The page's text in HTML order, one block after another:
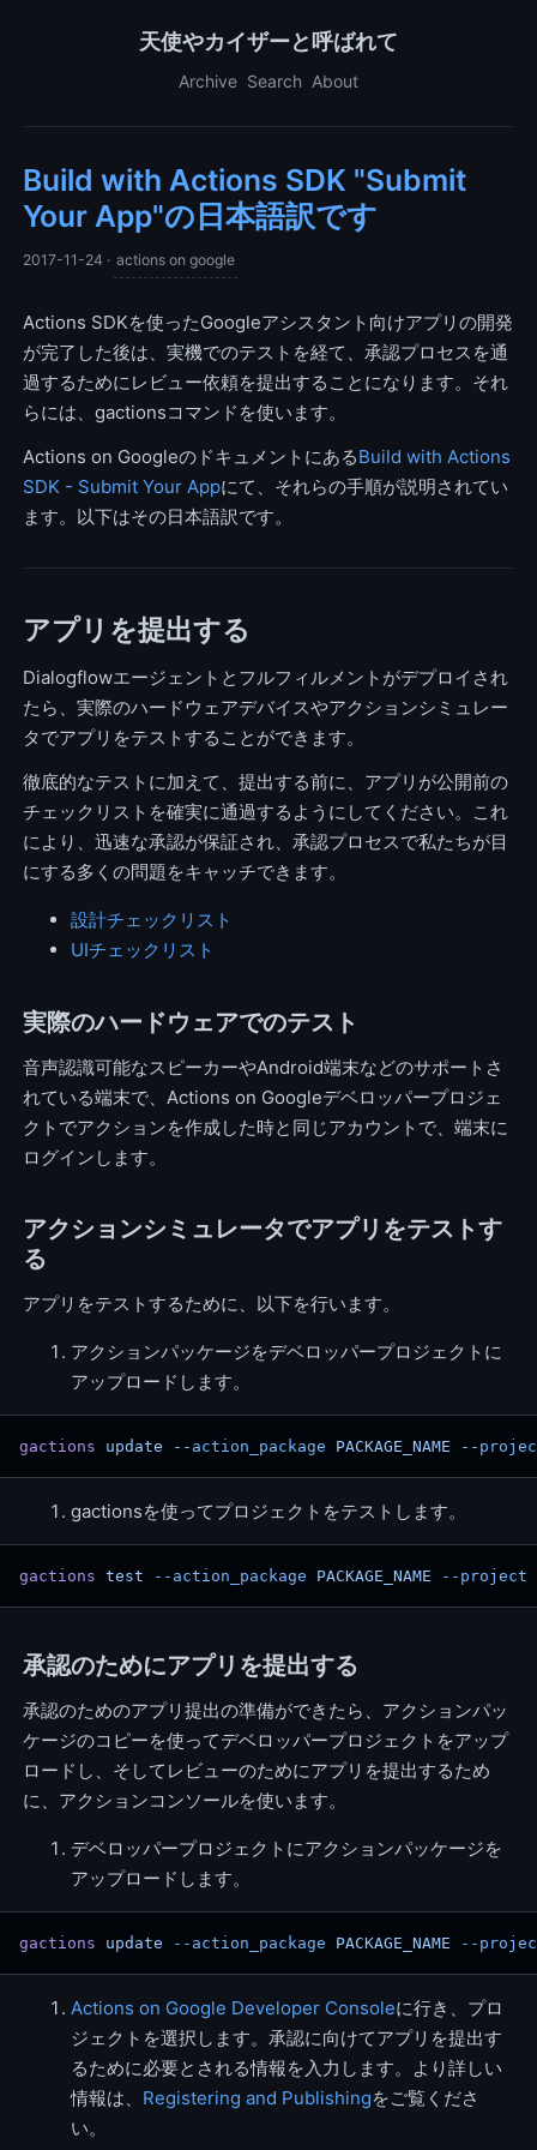
天使やカイザーと呼ばれて
Archive Search About
Build with Actions SDK "Submit
Your App"の日本語訳です
2017-11-24 · actions on google
Actions SDKを使ったGoogleアシスタント向けアプリの開発
が完了した後は、実機でのテストを経て、承認プロセスを通
過するためにレビュー依頼を提出することになります。それ
らには、gactionsコマンドを使います。
Actions on GoogleのドキュメントにあるBuild with Actions
SDK - Submit Your Appにて、それらの手順が説明されてい
ます。以下はその日本語訳です。
アプリを提出する
Dialogflowエージェントとフルフィルメントがデプロイされ
たら、実際のハードウェアデバイスやアクションシミュレー
タでアプリをテストすることができます。
徹底的なテストに加えて、提出する前に、アプリが公開前の
チェックリストを確実に通過するようにしてください。これ
により、迅速な承認が保証され、承認プロセスで私たちが目
にする多くの問題をキャッチできます。
設計チェックリスト
UIチェックリスト
実際のハードウェアでのテスト
音声認識可能なスピーカーやAndroid端末などのサポートさ
れている端末で、Actions on Googleデベロッパープロジェ
クトでアクションを作成した時と同じアカウントで、端末に
ログインします。
アクションシミュレータでアプリをテストす
る
アプリをテストするために、以下を行います。
アクションパッケージをデベロッパープロジェクトに
アップロードします。
gactions update --action_package PACKAGE_NAME --
gactionsを使ってプロジェクトをテストします。
gactions test --action_package PACKAGE_NAME --project
承認のためにアプリを提出する
承認のためのアプリ提出の準備ができたら、アクションパッ
ケージのコピーを使ってデベロッパープロジェクトをアップ
ロードし、そしてレビューのためにアプリを提出するため
に、アクションコンソールを使います。
デベロッパープロジェクトにアクションパッケージを
アップロードします。
gactions update --action_package PACKAGE_NAME --
Actions on Google Developer Consoleに行き、プロ
ジェクトを選択します。承認に向けてアプリを提出す
るために必要とされる情報を入力します。より詳しい
情報は、 Registering and Publishingをご覧くださ
い。